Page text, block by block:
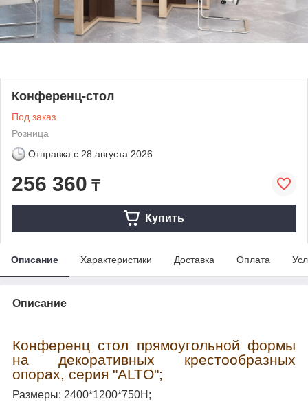
Конференц-стол
Под заказ
Розница
Отправка с 28 августа 2026
256 360 ₸
Купить
Описание Характеристики Доставка Оплата
Описание
Конференц стол прямоугольной формы
на декоративных крестообразных
опорах, серия "ALTO";
Размеры: 2400*1200*750Н;